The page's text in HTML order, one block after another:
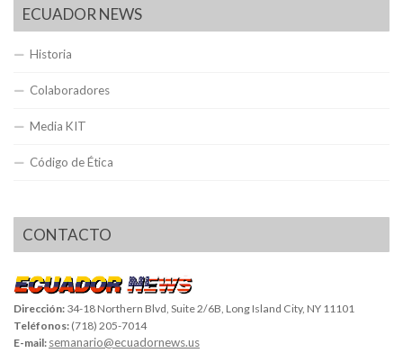
ECUADOR NEWS
Historia
Colaboradores
Media KIT
Código de Ética
CONTACTO
Dirección: 34-18 Northern Blvd, Suite 2/6B, Long Island City, NY 11101
Teléfonos: (718) 205-7014
E-mail: semanario@ecuadornews.us